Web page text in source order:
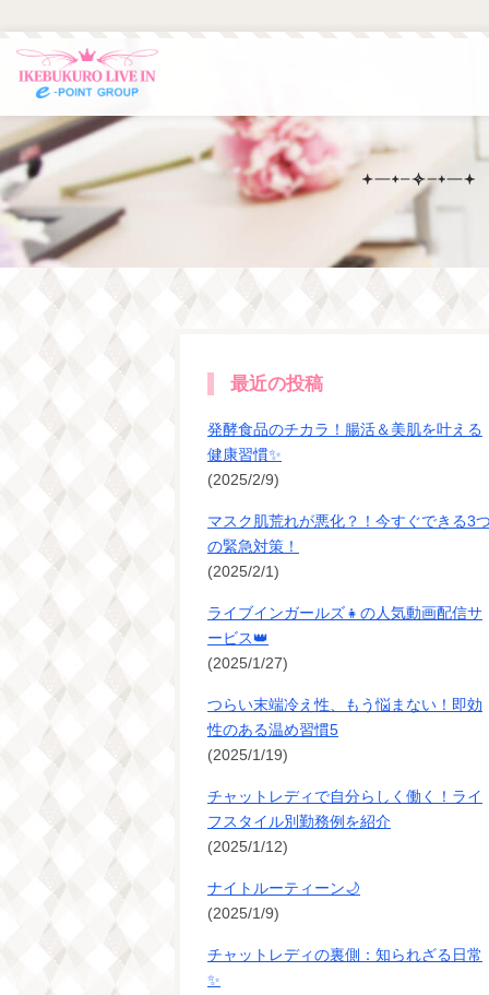
最近の投稿
発酵食品のチカラ！腸活＆美肌を叶える
健康習慣✨
(2025/2/9)
マスク肌荒れが悪化？！今すぐできる3
の緊急対策！
(2025/2/1)
ライブインガールズ👧の人気動画配信サ
ービス👑
(2025/1/27)
つらい末端冷え性、もう悩まない！即効
性のある温め習慣5
(2025/1/19)
チャットレディで自分らしく働く！ライ
フスタイル別勤務例を紹介
(2025/1/12)
ナイトルーティーン🌙
(2025/1/9)
チャットレディの裏側：知られざる日常
✨